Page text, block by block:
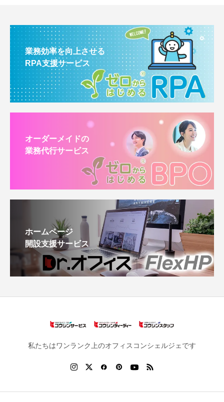
業務効率を向上させる
RPA支援サービス
オーダーメイドの
業務代行サービス
ホームページ
開設支援サービス
私たちはワンランク上のオフィスコンシェルジェです